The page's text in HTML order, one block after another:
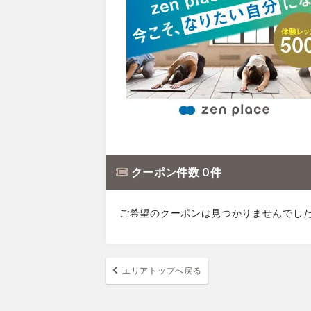
クーポン件数 0 件
ご希望のクーポンは見つかりませんでし
エリアトップへ戻る